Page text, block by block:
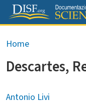
Salta al contenuto
Briciole di pane
Home
Descartes,
Antonio Livi